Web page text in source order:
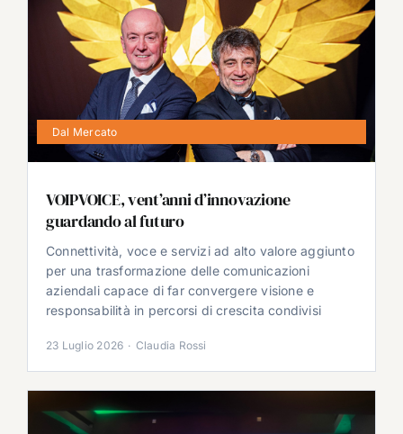
Dal Mercato
VOIPVOICE, vent’anni d’innovazione
guardando al futuro
Connettività, voce e servizi ad alto valore aggiunto
per una trasformazione delle comunicazioni
aziendali capace di far convergere visione e
responsabilità in percorsi di crescita condivisi
23 Luglio 2026 · Claudia Rossi